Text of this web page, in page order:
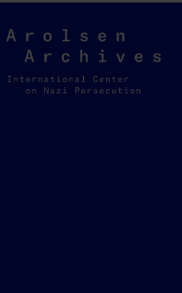
Arolsen
Archives